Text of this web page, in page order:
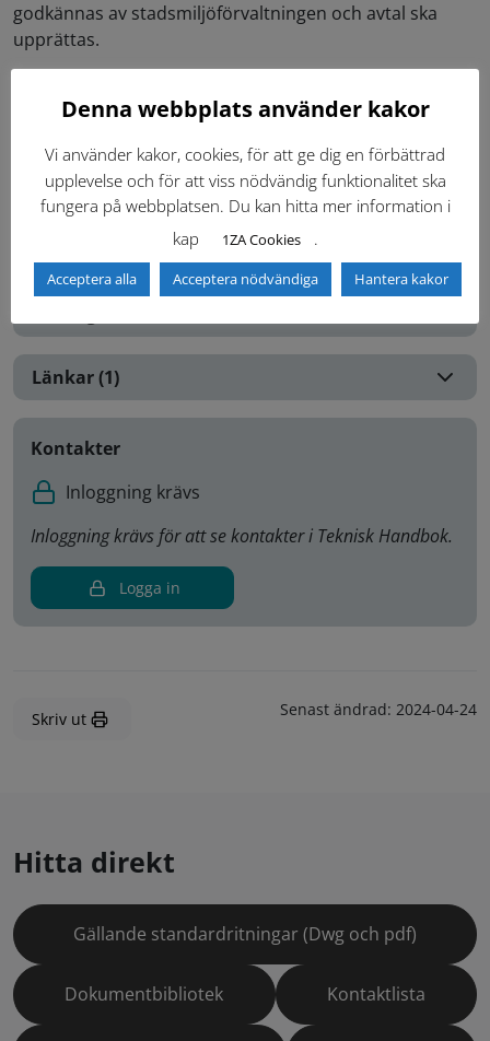
godkännas av stadsmiljöförvaltningen och avtal ska
upprättas.
en eldriven rullstol för begränsad utomhusanvändning.
med 40 cm.
Länkar (1)
Kontakter
Inloggning krävs
Inloggning krävs för att se kontakter i Teknisk Handbok.
Logga in
Skriv ut Senast ändrad: 2024-04-24
Hitta direkt
Gällande standardritningar (Dwg och pdf)
Dokumentbibliotek Kontaktlista
Denna webbplats använder kakor
Vi använder kakor, cookies, för att ge dig en förbättrad
upplevelse och för att viss nödvändig funktionalitet ska
fungera på webbplatsen. Du kan hitta mer information i
kap
1ZA Cookies .
Acceptera alla Acceptera nödvändiga Hantera kakor